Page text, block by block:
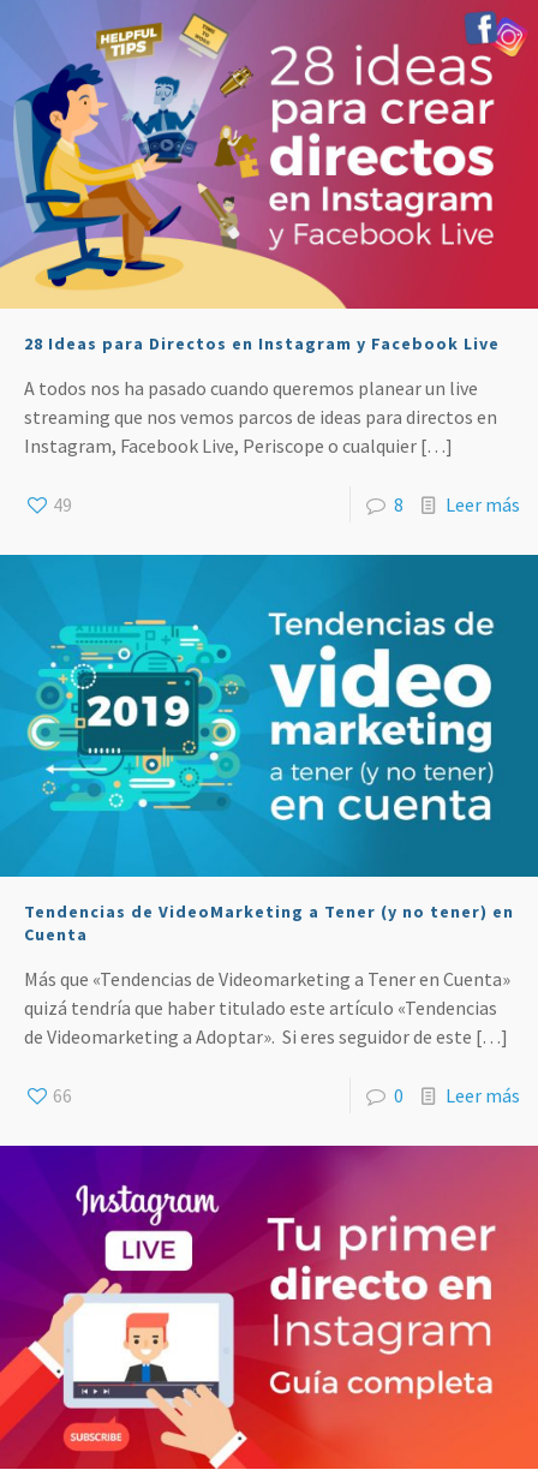
28 Ideas para Directos en Instagram y Facebook Live
A todos nos ha pasado cuando queremos planear un live
streaming que nos vemos parcos de ideas para directos en
Instagram, Facebook Live, Periscope o cualquier […]
49 8 Leer más
Tendencias de VideoMarketing a Tener (y no tener) en
Cuenta
Más que «Tendencias de Videomarketing a Tener en Cuenta»
quizá tendría que haber titulado este artículo «Tendencias
de Videomarketing a Adoptar». Si eres seguidor de este […]
66 0 Leer más